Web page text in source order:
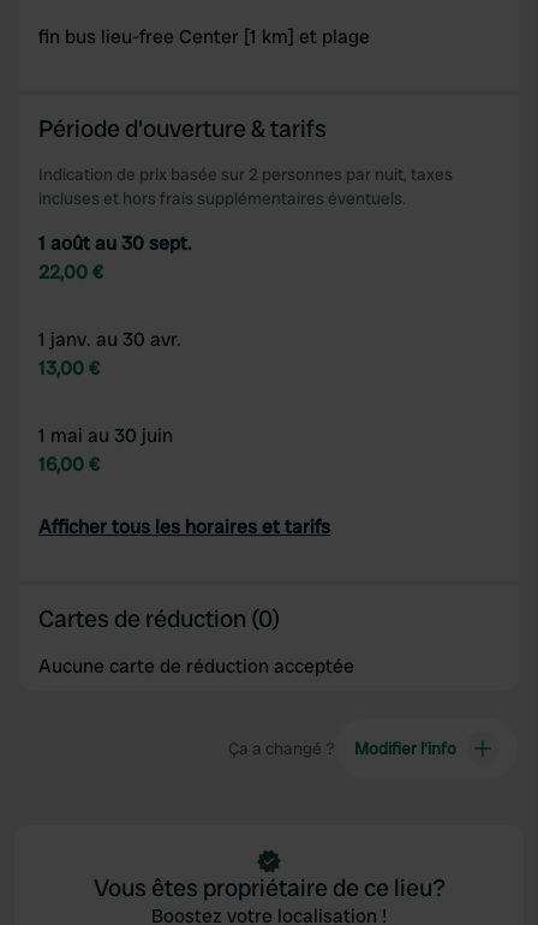
fin bus lieu-free Center [1 km] et plage
Période d'ouverture & tarifs
Indication de prix basée sur 2 personnes par nuit, taxes
incluses et hors frais supplémentaires éventuels.
1 août au 30 sept.
22,00 €
1 janv. au 30 avr.
13,00 €
1 mai au 30 juin
16,00 €
Afficher tous les horaires et tarifs
Cartes de réduction (0)
Aucune carte de réduction acceptée
Ça a changé ? Modifier l’info
Vous êtes propriétaire de ce lieu?
Boostez votre localisation !